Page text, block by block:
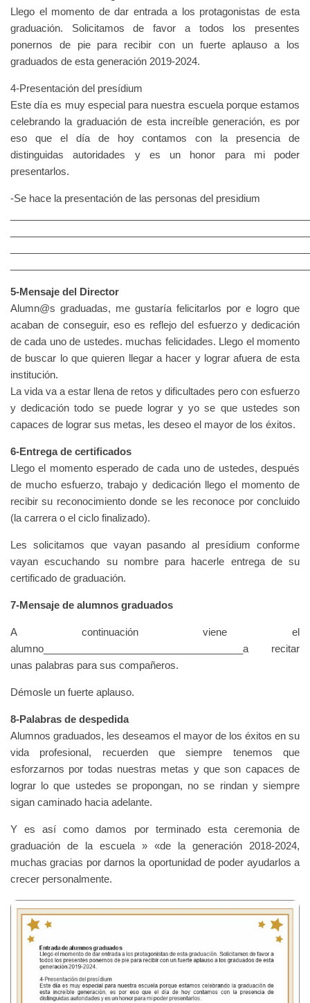
Llego el momento de dar entrada a los protagonistas de esta
graduación. Solicitamos de favor a todos los presentes
ponernos de pie para recibir con un fuerte aplauso a los
graduados de esta generación 2019-2024.
4-Presentación del presídium
Este día es muy especial para nuestra escuela porque estamos
celebrando la graduación de esta increíble generación, es por
eso que el día de hoy contamos con la presencia de
distinguidas autoridades y es un honor para mi poder
presentarlos.
-Se hace la presentación de las personas del presidium
5-Mensaje del Director
Alumn@s graduadas, me gustaría felicitarlos por e logro que
acaban de conseguir, eso es reflejo del esfuerzo y dedicación
de cada uno de ustedes. muchas felicidades. Llego el momento
de buscar lo que quieren llegar a hacer y lograr afuera de esta
institución.
La vida va a estar llena de retos y dificultades pero con esfuerzo
y dedicación todo se puede lograr y yo se que ustedes son
capaces de lograr sus metas, les deseo el mayor de los éxitos.
6-Entrega de certificados
Llego el momento esperado de cada uno de ustedes, después
de mucho esfuerzo, trabajo y dedicación llego el momento de
recibir su reconocimiento donde se les reconoce por concluido
(la carrera o el ciclo finalizado).
Les solicitamos que vayan pasando al presídium conforme
vayan escuchando su nombre para hacerle entrega de su
certificado de graduación.
7-Mensaje de alumnos graduados
A continuación viene el
alumno____________________________________a recitar
unas palabras para sus compañeros.
Démosle un fuerte aplauso.
8-Palabras de despedida
Alumnos graduados, les deseamos el mayor de los éxitos en su
vida profesional, recuerden que siempre tenemos que
esforzarnos por todas nuestras metas y que son capaces de
lograr lo que ustedes se propongan, no se rindan y siempre
sigan caminado hacia adelante.
Y es así como damos por terminado esta ceremonia de
graduación de la escuela » «de la generación 2018-2024,
muchas gracias por darnos la oportunidad de poder ayudarlos a
crecer personalmente.